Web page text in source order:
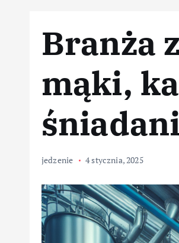
Branża
mąki,
jedzenie 4 stycznia, 2025